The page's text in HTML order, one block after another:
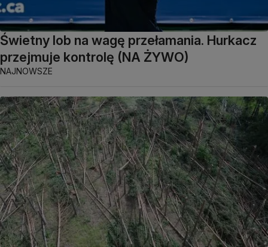
Świetny lob na wagę przełamania. Hurkacz
przejmuje kontrolę (NA ŻYWO)
NAJNOWSZE